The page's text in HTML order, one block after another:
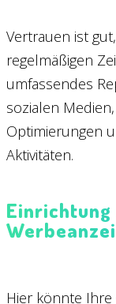
Vertrauen ist
regelmäßigen
umfassendes
sozialen
Optimierungen
Aktivitäten.
Einrichtung
Hier könnte